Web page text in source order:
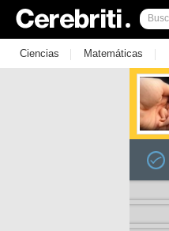
Ciencias | Matemáticas |